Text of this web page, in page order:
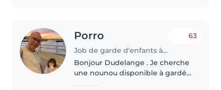
Porro
Job de garde d'enfants à Dudelange
63
Bonjour Dudelange . Je cherche
une nounou disponible à gardé